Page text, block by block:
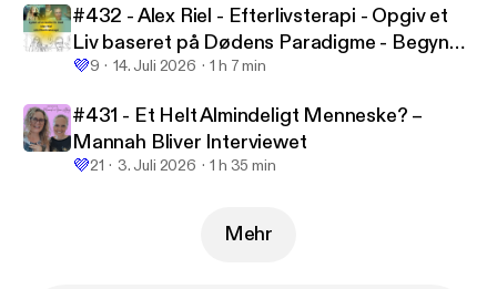
#432 - Alex Riel - Efterlivsterapi - Opgiv et
Liv baseret på Dødens Paradigme - Begynd
at Leve efter dit Kosmiske Formål
💜9 14. Juli 2026 1 h 7 min
#431 - Et Helt Almindeligt Menneske? –
Mannah Bliver Interviewet
💜21 3. Juli 2026 1 h 35 min
Mehr